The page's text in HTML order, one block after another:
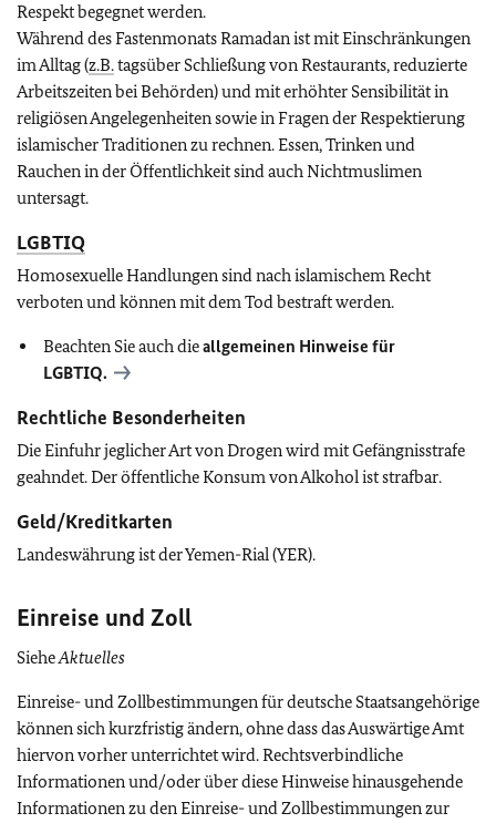
Respekt begegnet werden.
Während des Fastenmonats Ramadan ist mit Einschränkungen
im Alltag (z.B.tagsüber Schließung von Restaurants, reduzierte
Arbeitszeiten bei Behörden) und mit erhöhter Sensibilität in
religiösen Angelegenheiten sowie in Fragen der Respektierung
islamischer Traditionen zu rechnen. Essen, Trinken und
Rauchen in der Öffentlichkeit sind auch Nichtmuslimen
untersagt.
LGBTIQ
Homosexuelle Handlungen sind nach islamischem Recht
verboten und können mit dem Tod bestraft werden.
Beachten Sie auch dieallgemeinen Hinweise für
LGBTIQ.
Rechtliche Besonderheiten
Die Einfuhr jeglicher Art von Drogen wird mit Gefängnisstrafe
geahndet. Der öffentliche Konsum von Alkohol ist strafbar.
Geld/Kreditkarten
Landeswährung ist der Yemen-Rial (YER).
Einreise und Zoll
SieheAktuelles
Einreise- und Zollbestimmungen für deutsche Staatsangehörige
können sich kurzfristig ändern, ohne dass das Auswärtige Amt
hiervon vorher unterrichtet wird. Rechtsverbindliche
Informationen und/oder über diese Hinweise hinausgehende
Informationen zu den Einreise- und Zollbestimmungen zur